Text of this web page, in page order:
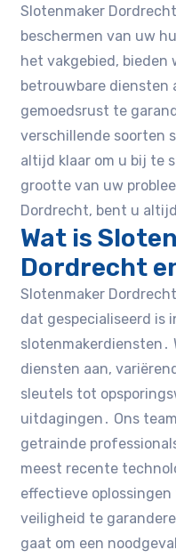
Slotenmaker
beschermen van uw
het vakgebied, bieden
betrouwbare diensten
gemoedsrust te
verschillende soorten
altijd klaar om u bij te
grootte van uw
Dordrecht, bent u
Wat is
Dordrecht
Slotenmaker
dat gespecialiseerd is
slotenmakerdiensten․
diensten aan,
sleutels tot
uitdagingen․ Ons
getrainde
meest recente
effectieve oplossingen
veiligheid te
gaat om een